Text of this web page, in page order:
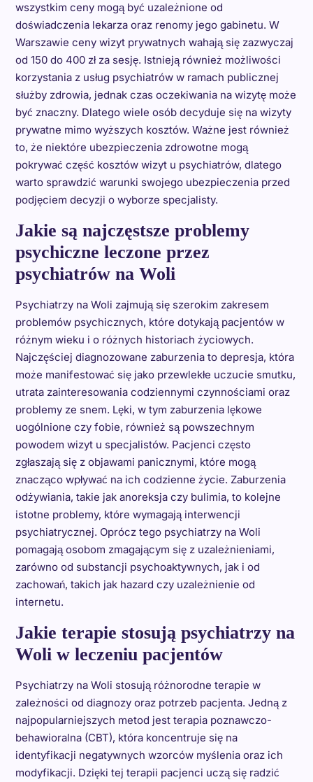
wszystkim ceny mogą być uzależnione od
doświadczenia lekarza oraz renomy jego gabinetu. W
Warszawie ceny wizyt prywatnych wahają się zazwyczaj
od 150 do 400 zł za sesję. Istnieją również możliwości
korzystania z usług psychiatrów w ramach publicznej
służby zdrowia, jednak czas oczekiwania na wizytę może
być znaczny. Dlatego wiele osób decyduje się na wizyty
prywatne mimo wyższych kosztów. Ważne jest również
to, że niektóre ubezpieczenia zdrowotne mogą
pokrywać część kosztów wizyt u psychiatrów, dlatego
warto sprawdzić warunki swojego ubezpieczenia przed
podjęciem decyzji o wyborze specjalisty.
Jakie są najczęstsze problemy
psychiczne leczone przez
psychiatrów na Woli
Psychiatrzy na Woli zajmują się szerokim zakresem
problemów psychicznych, które dotykają pacjentów w
różnym wieku i o różnych historiach życiowych.
Najczęściej diagnozowane zaburzenia to depresja, która
może manifestować się jako przewlekłe uczucie smutku,
utrata zainteresowania codziennymi czynnościami oraz
problemy ze snem. Lęki, w tym zaburzenia lękowe
uogólnione czy fobie, również są powszechnym
powodem wizyt u specjalistów. Pacjenci często
zgłaszają się z objawami panicznymi, które mogą
znacząco wpływać na ich codzienne życie. Zaburzenia
odżywiania, takie jak anoreksja czy bulimia, to kolejne
istotne problemy, które wymagają interwencji
psychiatrycznej. Oprócz tego psychiatrzy na Woli
pomagają osobom zmagającym się z uzależnieniami,
zarówno od substancji psychoaktywnych, jak i od
zachowań, takich jak hazard czy uzależnienie od
internetu.
Jakie terapie stosują psychiatrzy na
Woli w leczeniu pacjentów
Psychiatrzy na Woli stosują różnorodne terapie w
zależności od diagnozy oraz potrzeb pacjenta. Jedną z
najpopularniejszych metod jest terapia poznawczo-
behawioralna (CBT), która koncentruje się na
identyfikacji negatywnych wzorców myślenia oraz ich
modyfikacji. Dzięki tej terapii pacjenci uczą się radzić